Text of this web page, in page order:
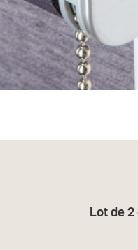
Lot de